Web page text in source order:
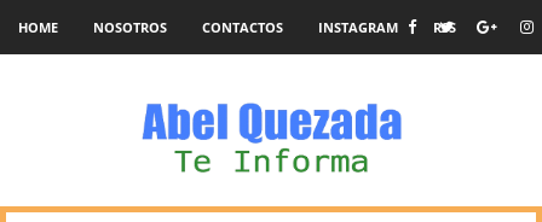
HOME NOSOTROS CONTACTOS INSTAGRAM RSS